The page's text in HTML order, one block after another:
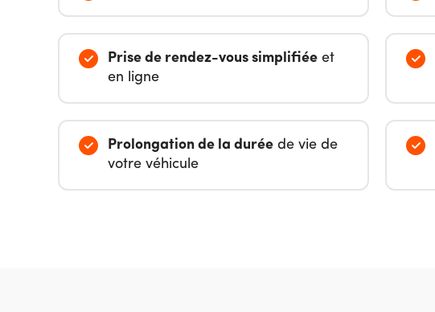
Prise de rendez-vous simplifiée et
en ligne
Prolongation de la durée de vie de
votre véhicule